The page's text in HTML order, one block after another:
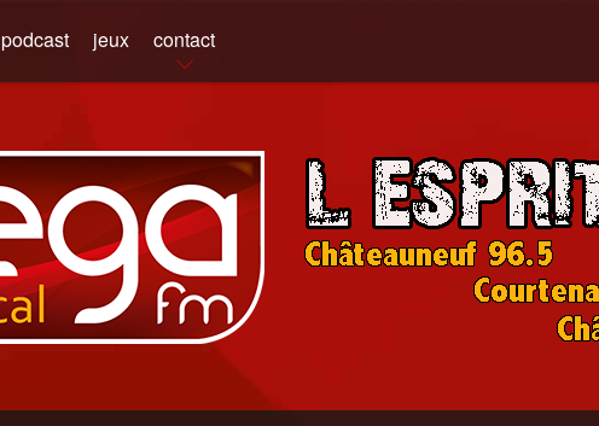
podcast jeux contact